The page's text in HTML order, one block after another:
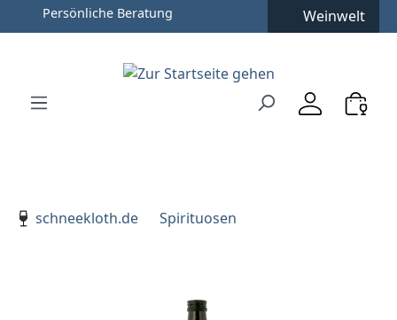
Zum Hauptinhalt springen
Zur Hauptnavigation springen
Persönliche Beratung Weinwelt
schneekloth.de
Spirituosen
Bildergalerie überspringen